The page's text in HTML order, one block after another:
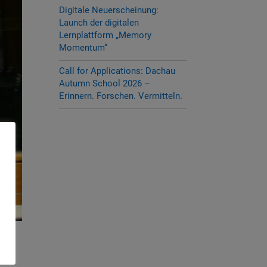
Digitale Neuerscheinung:
Launch der digitalen
Lernplattform „Memory
Momentum“
Call for Applications: Dachau
Autumn School 2026 –
Erinnern. Forschen. Vermitteln.